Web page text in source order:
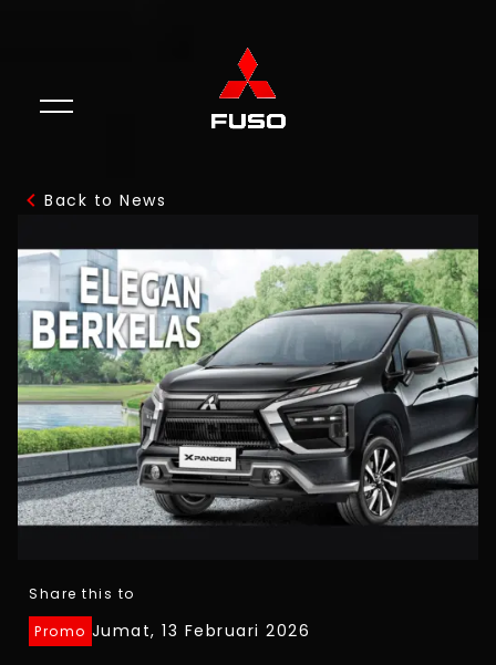
Back to News
Share this to
Promo Jumat, 13 Februari 2026